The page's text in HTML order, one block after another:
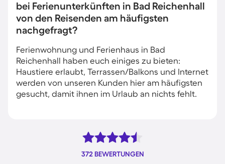
bei Ferienunterkünften in Bad Reichenhall
von den Reisenden am häufigsten
nachgefragt?
Ferienwohnung und Ferienhaus in Bad
Reichenhall haben euch einiges zu bieten:
Haustiere erlaubt, Terrassen/Balkons und Internet
werden von unseren Kunden hier am häufigsten
gesucht, damit ihnen im Urlaub an nichts fehlt.
372 BEWERTUNGEN